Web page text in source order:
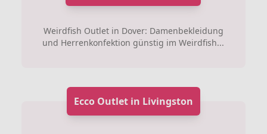
Weirdfish Outlet in Dover: Damenbekleidung
und Herrenkonfektion günstig im Weirdfish...
Ecco Outlet in Livingston